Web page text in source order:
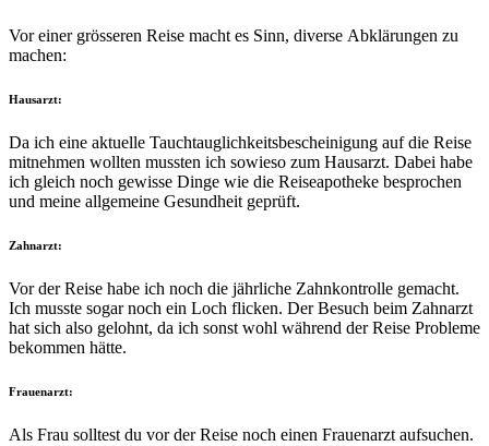
Vor einer grösseren Reise macht es Sinn, diverse Abklärungen zu
machen:
Hausarzt:
Da ich eine aktuelle Tauchtauglichkeitsbescheinigung auf die Reise
mitnehmen wollten mussten ich sowieso zum Hausarzt. Dabei habe
ich gleich noch gewisse Dinge wie die Reiseapotheke besprochen
und meine allgemeine Gesundheit geprüft.
Zahnarzt:
Vor der Reise habe ich noch die jährliche Zahnkontrolle gemacht.
Ich musste sogar noch ein Loch flicken. Der Besuch beim Zahnarzt
hat sich also gelohnt, da ich sonst wohl während der Reise Probleme
bekommen hätte.
Frauenarzt:
Als Frau solltest du vor der Reise noch einen Frauenarzt aufsuchen.